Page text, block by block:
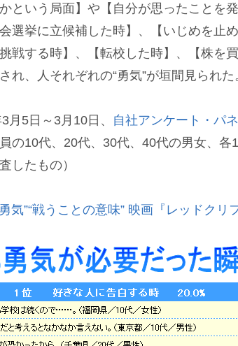
という局面】や【自分が思ったことを
選挙に立候補した時】、【いじめを止
戦する時】、【転校した時】、【株を
れ、人それぞれの“勇気”が垣間見られた
3月5日～3月10日、 自社アンケート・パ
の10代、20代、30代、40代の男女、各
したもの）
気”“戦うことの意味” 映画『レッドクリ